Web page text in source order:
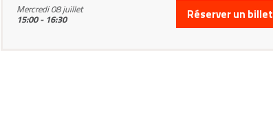
Mercredi 08 juillet
15:00 - 16:30 Réserver un billet